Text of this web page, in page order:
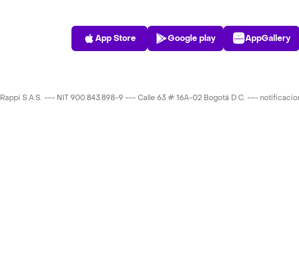
App Store
App Store
Play Store
Google play AppGallery
Rappi S.A.S. --- NIT 900.843.898-9 --- Calle 63 # 16A-02 Bogotá D.C. ---